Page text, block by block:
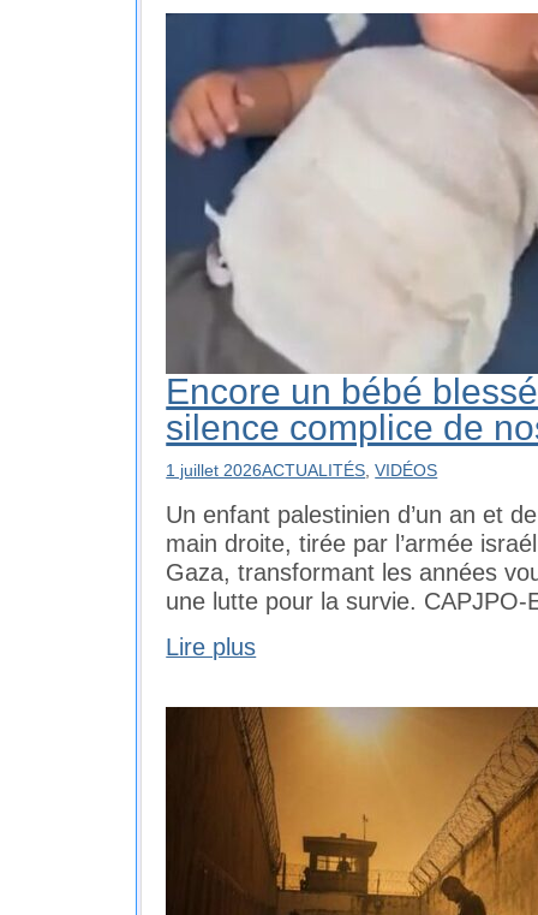
Encore un bébé
silence complice de
1 juillet 2026ACTUALITÉS ,VIDÉOS
Un enfant palestinien d’un an et
main droite, tirée par l’armée
Gaza, transformant les années
une lutte pour la survie. CAPJPO-
Lire plus